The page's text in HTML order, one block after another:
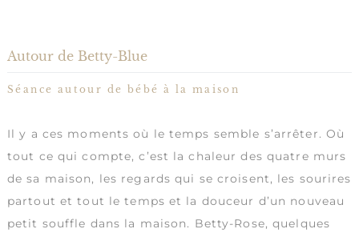
Autour de Betty-Blue
Séance autour de bébé à la maison
Il y a ces moments où le temps semble s’arrêter. Où
tout ce qui compte, c’est la chaleur des quatre murs
de sa maison, les regards qui se croisent, les sourires
partout et tout le temps et la douceur d’un nouveau
petit souffle dans la maison. Betty-Rose, quelques